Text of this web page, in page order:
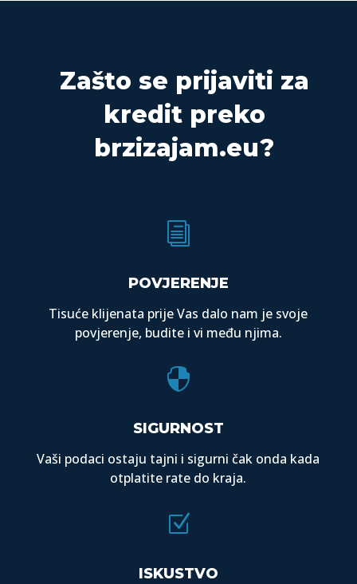
Zašto se prijaviti za
kredit preko
brzizajam.eu?
i
POVJERENJE
Tisuće klijenata prije Vas dalo nam je svoje
povjerenje, budite i vi među njima.

SIGURNOST
Vaši podaci ostaju tajni i sigurni čak onda kada
otplatite rate do kraja.
Z
ISKUSTVO